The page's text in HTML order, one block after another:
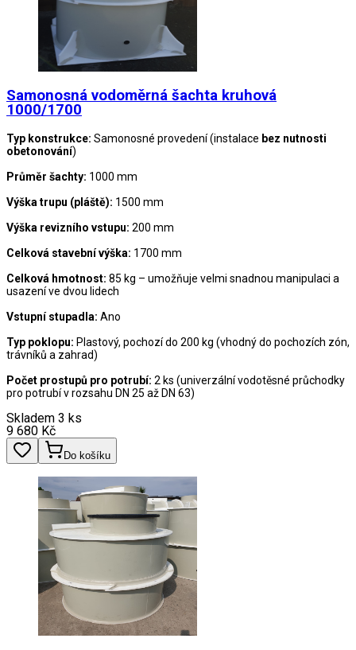
Samonosná vodoměrná šachta kruhová
1000/1700
Typ konstrukce: Samonosné provedení (instalace bez nutnosti
obetonování)
Průměr šachty: 1000 mm
Výška trupu (pláště): 1500 mm
Výška revizního vstupu: 200 mm
Celková stavební výška: 1700 mm
Celková hmotnost: 85 kg – umožňuje velmi snadnou manipulaci a
usazení ve dvou lidech
Vstupní stupadla: Ano
Typ poklopu: Plastový, pochozí do 200 kg (vhodný do pochozích zón,
trávníků a zahrad)
Počet prostupů pro potrubí: 2 ks (univerzální vodotěsné průchodky
pro potrubí v rozsahu DN 25 až DN 63)
Skladem 3 ks
9 680 Kč
Do košíku